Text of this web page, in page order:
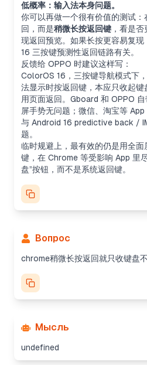
低概率：输入法本身问题。
你可以再做一个很有价值的测试
回，而是稍微长按返回键 ，看是
现返回预览。如果长按更容易复
16 三按键预测性返回链路有关。
反馈给 OPPO 时建议这样写：
ColorOS 16，三按键导航模式下
法显示时按返回键，本应只收起
用页面返回。Gboard 和 OPPO
屏手势无问题；微信、淘宝等
与 Android 16 predictive back /
题。
临时规避上，最有效的仍是用全
键，在 Chrome 等受影响 App 里
盘”按钮，而不是系统返回键。
Вопрос
chrome稍微长按返回就只收键盘
Мысль
undefined